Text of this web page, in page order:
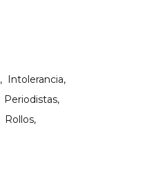
Intolerancia
Periodistas
Rollos